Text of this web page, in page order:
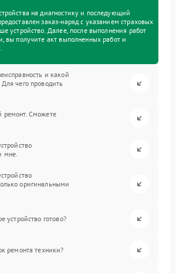
на диагностику и последующий
заказ-наряд с указанием страховых
устройство. Далее, после выполнения работ
вы получите акт выполненных работ и
и какой
чего проводить
ремонт. Сможете
мне.
оригинальными
устройство готово?
ремонта техники?